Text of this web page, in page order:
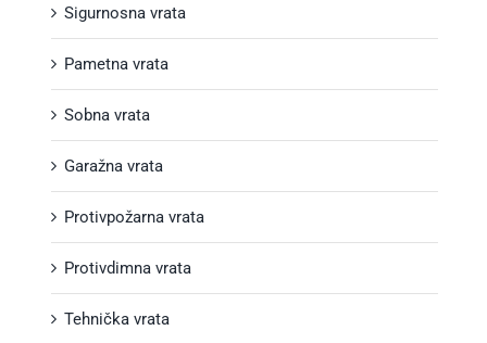
Sigurnosna vrata
Pametna vrata
Sobna vrata
Garažna vrata
Protivpožarna vrata
Protivdimna vrata
Tehnička vrata